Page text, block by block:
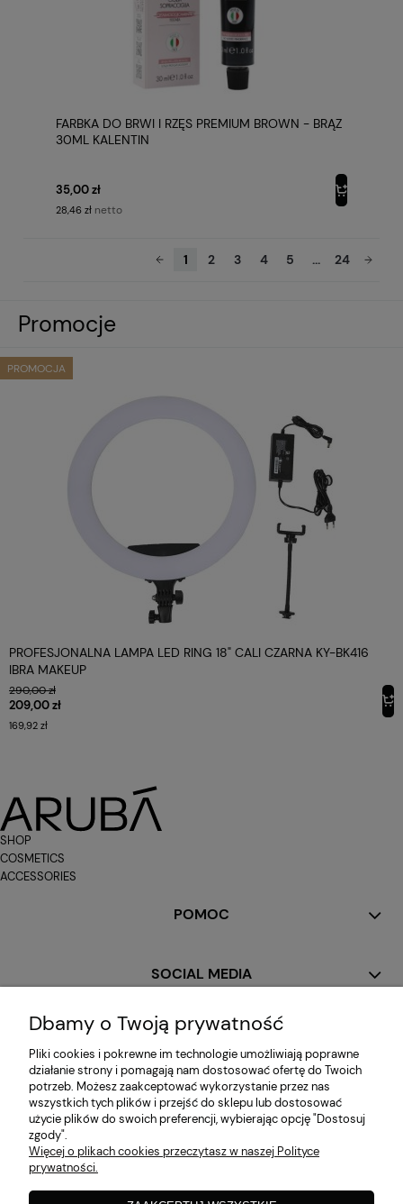
FARBKA DO BRWI I RZĘS PREMIUM BROWN - BRĄZ
30ML KALENTIN
35,00 zł
28,46 zł netto
1 2 3 4 5 ... 24
Promocje
PROMOCJA
PROFESJONALNA LAMPA LED RING 18" CALI CZARNA KY-BK416
IBRA MAKEUP
290,00 zł
209,00 zł
169,92 zł
SHOP
COSMETICS
ACCESSORIES
POMOC
SOCIAL MEDIA
MOJE KONTO
PŁATNOŚCI I DOSTAWA
INFORMACJE
Dbamy o Twoją prywatność
Pliki cookies i pokrewne im technologie umożliwiają poprawne
działanie strony i pomagają nam dostosować ofertę do Twoich
potrzeb. Możesz zaakceptować wykorzystanie przez nas
wszystkich tych plików i przejść do sklepu lub dostosować
użycie plików do swoich preferencji, wybierając opcję "Dostosuj
zgody".
Więcej o plikach cookies przeczytasz w naszej Polityce
prywatności.